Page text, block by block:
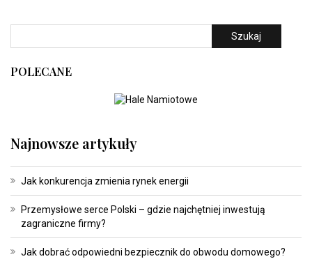
Szukaj
POLECANE
Najnowsze artykuły
Jak konkurencja zmienia rynek energii
Przemysłowe serce Polski – gdzie najchętniej inwestują
zagraniczne firmy?
Jak dobrać odpowiedni bezpiecznik do obwodu domowego?